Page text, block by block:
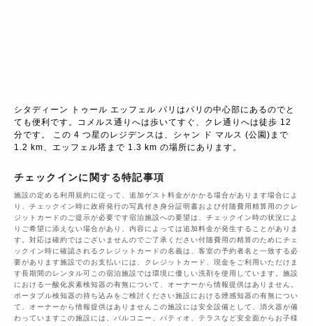
シタディーン トゥール エッフェル パリはパリの中心部にあるのでと
ても便利です。コメルス通りへは歩いてすぐ、クレ通りへは徒歩 12
分です。 この 4 つ星のレジデンスは、シャン ド マルス (公園)まで
1.2 km、エッフェル塔まで 1.3 km の場所にあります。
チェックインに関する特記事項
施設の定める利用規約に従って、追加ゲスト料金がかかる場合があります場合によ
り、チェックイン時に政府発行の写真付き身分証明書および付随費用精算用のクレ
ジットカードのご提示が必要です宿泊施設への要望は、チェックイン時の状況によ
りご希望に添えない場合があり、内容によっては追加料金が発生することがありま
す。対応は確約ではございませんのでご了承ください付随費用の精算のためにチェ
ックイン時に確認されるクレジットカードの名義は、客室の予約者名と一致する必
要があります施設でのお支払いには、クレジットカード、現金をご利用いただけま
す長期間のレンタル可この宿泊施設では環境に優しい洗剤を使用しています。施設
における一酸化炭素検知器の有無について、オーナーから情報提供はありません。
ポータブル検知器の持ち込みをご検討ください施設における煙感知器の有無につい
て、オーナーから情報提供はありませんこの施設には安全設備として、消火器が備
わっていますこの施設には、バルコニー、パティオ、テラスなど安全面からお子様